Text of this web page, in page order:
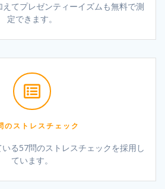
てプレゼンティーイズムも無料で測
定できます。
のストレスチェック
る57問のストレスチェックを採用し
ています。